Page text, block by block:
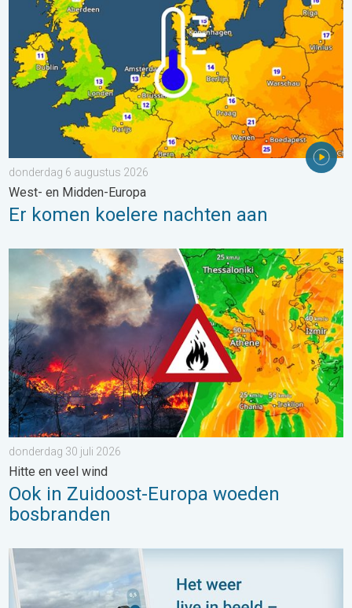
donderdag 6 augustus 2026
West- en Midden-Europa
Er komen koelere nachten aan
Ook in Zuidoost-Europa woeden bosbranden. Hitte en veel
donderdag 30 juli 2026
Hitte en veel wind
Ook in Zuidoost-Europa woeden
bosbranden
Impressies maken, momenten delen. Deel wat je ziet!. . .